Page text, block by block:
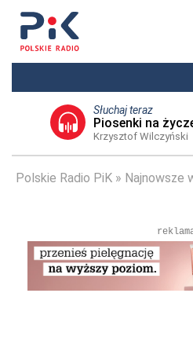
Słuchaj teraz
Piosenki na
Krzysztof Wilczyński
Polskie Radio PiK Najnowsze